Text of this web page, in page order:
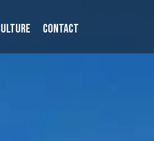
CONTACT